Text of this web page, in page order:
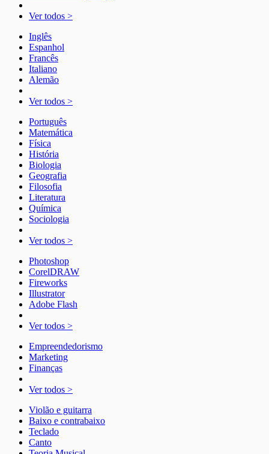
Ver todos >
Inglês
Espanhol
Francês
Italiano
Alemão
Ver todos >
Português
Matemática
Física
História
Biologia
Geografia
Filosofia
Literatura
Química
Sociologia
Ver todos >
Photoshop
CorelDRAW
Fireworks
Illustrator
Adobe Flash
Ver todos >
Empreendedorismo
Marketing
Finanças
Ver todos >
Violão e guitarra
Baixo e contrabaixo
Teclado
Canto